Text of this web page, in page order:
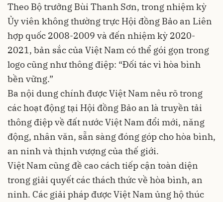
Theo Bộ trưởng Bùi Thanh Sơn, trong nhiệm kỳ
Ủy viên không thường trực Hội đồng Bảo an Liên
hợp quốc 2008-2009 và đến nhiệm kỳ 2020-
2021, bản sắc của Việt Nam có thể gói gọn trong
logo cũng như thông điệp: “Đối tác vì hòa bình
bền vững.”
Ba nội dung chính được Việt Nam nêu rõ trong
các hoạt động tại Hội đồng Bảo an là truyền tải
thông điệp về đất nước Việt Nam đổi mới, năng
động, nhân văn, sẵn sàng đóng góp cho hòa bình,
an ninh và thịnh vượng của thế giới.
Việt Nam cũng đề cao cách tiếp cận toàn diện
trong giải quyết các thách thức về hòa bình, an
ninh. Các giải pháp được Việt Nam ủng hộ thúc